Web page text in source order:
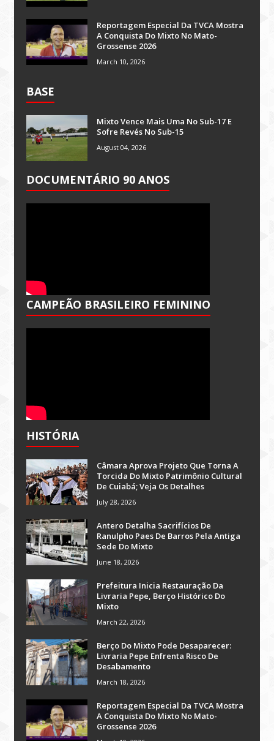
Reportagem Especial Da TVCA Mostra
A Conquista Do Mixto No Mato-
Grossense 2026
March 10, 2026
BASE
Mixto Vence Mais Uma No Sub-17 E
Sofre Revés No Sub-15
August 04, 2026
DOCUMENTÁRIO 90 ANOS
CAMPEÃO BRASILEIRO FEMININO
HISTÓRIA
Câmara Aprova Projeto Que Torna A
Torcida Do Mixto Patrimônio Cultural
De Cuiabá; Veja Os Detalhes
July 28, 2026
Antero Detalha Sacrifícios De
Ranulpho Paes De Barros Pela Antiga
Sede Do Mixto
June 18, 2026
Prefeitura Inicia Restauração Da
Livraria Pepe, Berço Histórico Do
Mixto
March 22, 2026
Berço Do Mixto Pode Desaparecer:
Livraria Pepe Enfrenta Risco De
Desabamento
March 18, 2026
Reportagem Especial Da TVCA Mostra
A Conquista Do Mixto No Mato-
Grossense 2026